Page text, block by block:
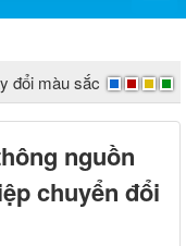
đổi màu sắc
nguồn
chuyển đổi